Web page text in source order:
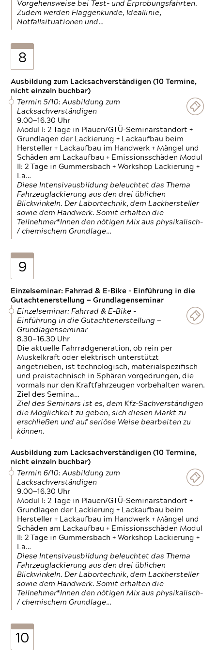
Vorgehensweise bei Test- und Erprobungsfahrten.
Zudem werden Flaggenkunde, Ideallinie,
Notfallsituationen und…
8
Ausbildung zum Lacksachverständigen (10 Termine,
nicht einzeln buchbar)
Termin 5/10: Ausbildung zum
Lacksachverständigen
9.00—16.30 Uhr
Modul I: 2 Tage in Plauen/GTÜ-Seminarstandort +
Grundlagen der Lackierung + Lackaufbau beim
Hersteller + Lackaufbau im Handwerk + Mängel und
Schäden am Lackaufbau + Emissionsschäden Modul
II: 2 Tage in Gummersbach + Workshop Lackierung +
La…
Diese Intensivausbildung beleuchtet das Thema
Fahrzeuglackierung aus den drei üblichen
Blickwinkeln. Der Labortechnik, dem Lackhersteller
sowie dem Handwerk. Somit erhalten die
Teilnehmer*Innen den nötigen Mix aus physikalisch-
/ chemischem Grundlage…
9
Einzelseminar: Fahrrad & E-Bike - Einführung in die
Gutachtenerstellung — Grundlagenseminar
Einzelseminar: Fahrrad & E-Bike -
Einführung in die Gutachtenerstellung —
Grundlagenseminar
8.30—16.30 Uhr
Die aktuelle Fahrradgeneration, ob rein per
Muskelkraft oder elektrisch unterstützt
angetrieben, ist technologisch, materialspezifisch
und preistechnisch in Sphären vorgedrungen, die
vormals nur den Kraftfahrzeugen vorbehalten waren.
Ziel des Semina…
Ziel des Seminars ist es, dem Kfz-Sachverständigen
die Möglichkeit zu geben, sich diesen Markt zu
erschließen und auf seriöse Weise bearbeiten zu
können.
Ausbildung zum Lacksachverständigen (10 Termine,
nicht einzeln buchbar)
Termin 6/10: Ausbildung zum
Lacksachverständigen
9.00—16.30 Uhr
Modul I: 2 Tage in Plauen/GTÜ-Seminarstandort +
Grundlagen der Lackierung + Lackaufbau beim
Hersteller + Lackaufbau im Handwerk + Mängel und
Schäden am Lackaufbau + Emissionsschäden Modul
II: 2 Tage in Gummersbach + Workshop Lackierung +
La…
Diese Intensivausbildung beleuchtet das Thema
Fahrzeuglackierung aus den drei üblichen
Blickwinkeln. Der Labortechnik, dem Lackhersteller
sowie dem Handwerk. Somit erhalten die
Teilnehmer*Innen den nötigen Mix aus physikalisch-
/ chemischem Grundlage…
10